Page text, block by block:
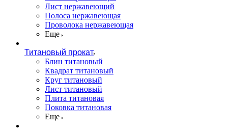
Лист нержавеющий
Полоса нержавеющая
Проволока нержавеющая
Еще
Титановый прокат
Блин титановый
Квадрат титановый
Круг титановый
Лист титановый
Плита титановая
Поковка титановая
Еще